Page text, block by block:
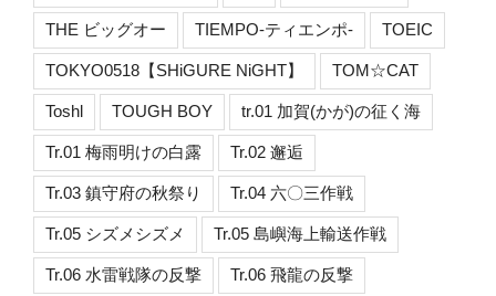
THE ビッグオー TIEMPO-ティエンポ- TOEIC
TOKYO0518【SHiGURE NiGHT】 TOM☆CAT
Toshl TOUGH BOY tr.01 加賀(かが)の征く海
Tr.01 梅雨明けの白露 Tr.02 邂逅
Tr.03 鎮守府の秋祭り Tr.04 六〇三作戦
Tr.05 シズメシズメ Tr.05 島嶼海上輸送作戦
Tr.06 水雷戦隊の反撃 Tr.06 飛龍の反撃